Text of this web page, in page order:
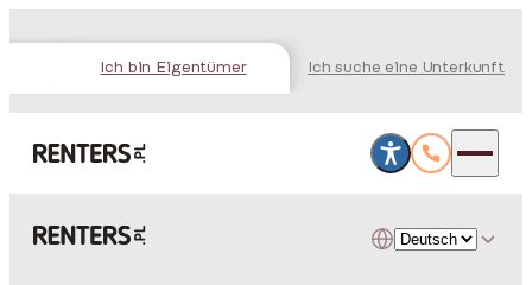
Ich bin Eigentümer Ich suche eine Unterkunft